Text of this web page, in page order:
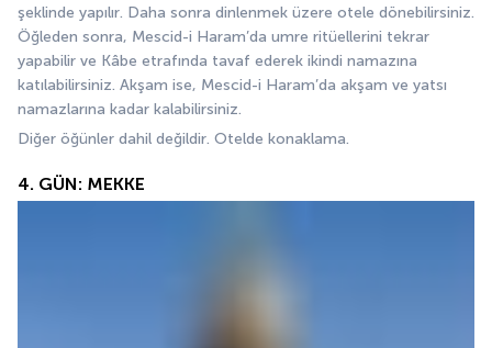
şeklinde yapılır. Daha sonra dinlenmek üzere otele dönebilirsiniz.
Öğleden sonra, Mescid-i Haram’da umre ritüellerini tekrar
yapabilir ve Kâbe etrafında tavaf ederek ikindi namazına
katılabilirsiniz. Akşam ise, Mescid-i Haram’da akşam ve yatsı
namazlarına kadar kalabilirsiniz.
Diğer öğünler dahil değildir. Otelde konaklama.
4. GÜN: MEKKE